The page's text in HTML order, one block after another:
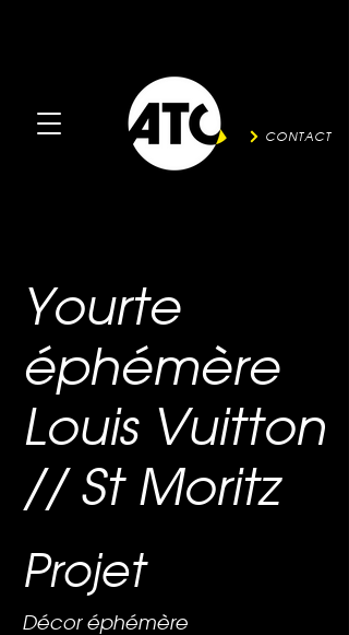
CONTACT
Yourte
éphémère
Louis Vuitton
// St Moritz
Projet
Décor éphémère